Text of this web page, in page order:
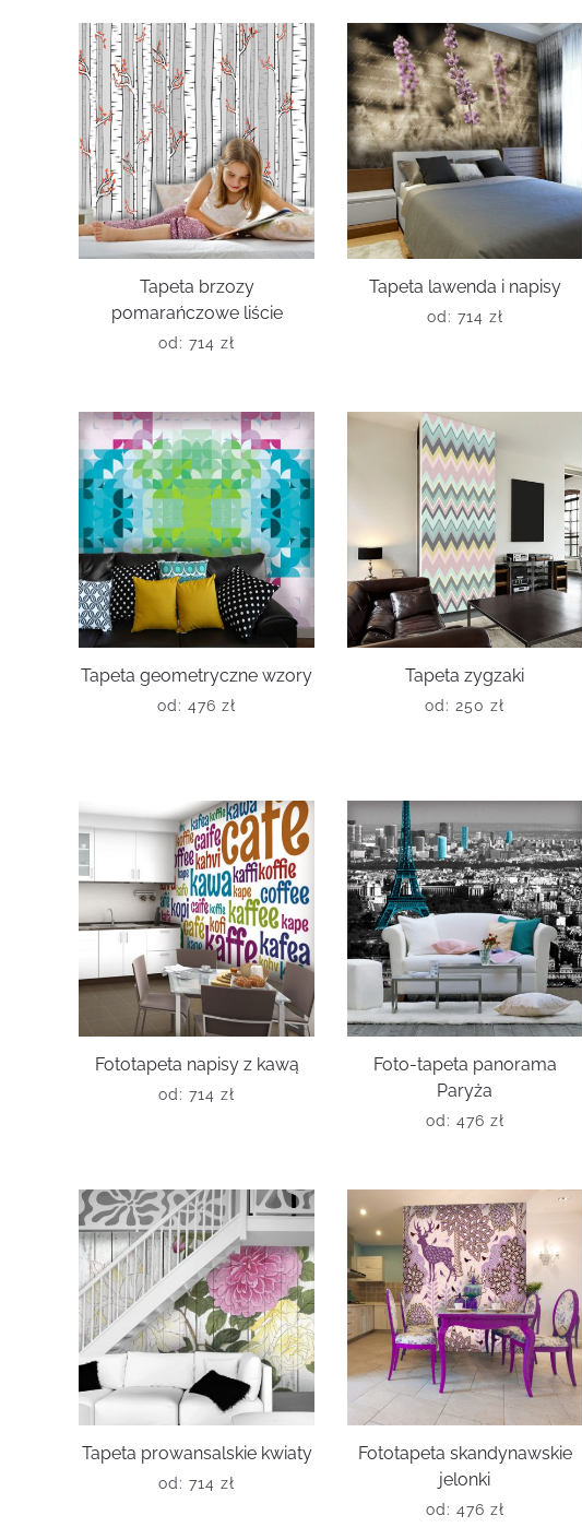
Tapeta brzozy
pomarańczowe liście
od: 714 zł
Tapeta lawenda i napisy
od: 714 zł
Tapeta geometryczne wzory
od: 476 zł
Tapeta zygzaki
od: 250zł
Fototapeta napisy z kawą
od: 714 zł
Foto-tapeta panorama
Paryża
od: 476 zł
Tapeta prowansalskie kwiaty
od: 714 zł
Fototapeta skandynawskie
jelonki
od: 476 zł